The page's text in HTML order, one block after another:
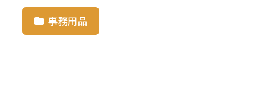
事務用品